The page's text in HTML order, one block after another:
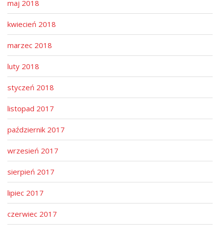
maj 2018
kwiecień 2018
marzec 2018
luty 2018
styczeń 2018
listopad 2017
październik 2017
wrzesień 2017
sierpień 2017
lipiec 2017
czerwiec 2017